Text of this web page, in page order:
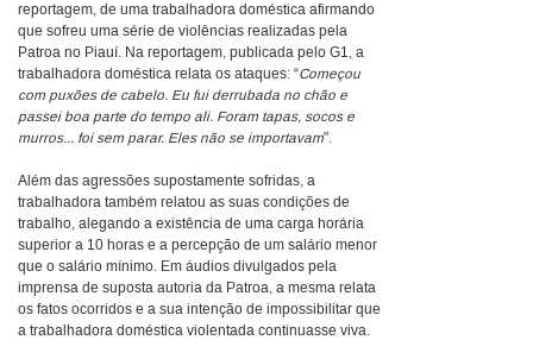
reportagem, de uma trabalhadora doméstica afirmando
que sofreu uma série de violências realizadas pela
Patroa no Piauí. Na reportagem, publicada pelo G1, a
trabalhadora doméstica relata os ataques: “Começou
com puxões de cabelo. Eu fui derrubada no chão e
passei boa parte do tempo ali. Foram tapas, socos e
murros... foi sem parar. Eles não se importavam".
Além das agressões supostamente sofridas, a
trabalhadora também relatou as suas condições de
trabalho, alegando a existência de uma carga horária
superior a 10 horas e a percepção de um salário menor
que o salário mínimo. Em áudios divulgados pela
imprensa de suposta autoria da Patroa, a mesma relata
os fatos ocorridos e a sua intenção de impossibilitar que
a trabalhadora doméstica violentada continuasse viva.